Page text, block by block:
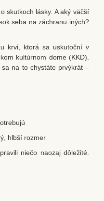
skutkoch lásky. A aký väčší
seba na záchranu iných?
krvi, ktorá sa uskutoční v
kultúrnom dome (KKD).
na to chystáte prvýkrát –
hlbší rozmer
niečo naozaj dôležité.